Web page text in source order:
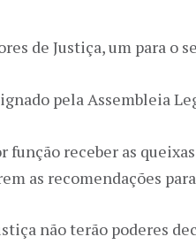
de Justiça, um para o
pela Assembleia
função receber as
as recomendações
não terão poderes